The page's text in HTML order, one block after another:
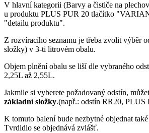
V hlavní kategorii (Barvy a čističe na
u produktu PLUS PUR 20 tlačítko
"detailu produktu".
Z rozvíracího seznamu je třeba zvolit výběr
složky) v 3-ti litrovém obalu.
Objem plnění obalu se liší dle vybraného
2,25L až 2,55L.
Jakmile si vyberete požadovaný odstín,
základní složky.(např.: odstín RR20,
K tomuto balení bude nezbytné objednat
Tvrdidlo se objednává zvlášť.